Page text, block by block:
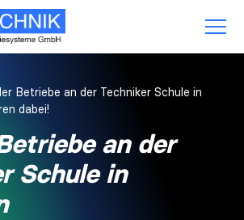
Betriebe an der Techniker Schule in
dabei!
an der
Schule in